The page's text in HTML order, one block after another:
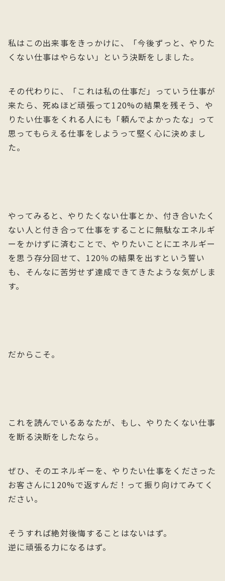
私はこの出来事をきっかけに、「今後ずっと、やりた
くない仕事はやらない」という決断をしました。
その代わりに、「これは私の仕事だ」っていう仕事が
来たら、死ぬほど頑張って120%の結果を残そう、や
りたい仕事をくれる人にも「頼んでよかったな」って
思ってもらえる仕事をしようって堅く心に決めまし
た。
やってみると、やりたくない仕事とか、付き合いたく
ない人と付き合って仕事をすることに無駄なエネルギ
ーをかけずに済むことで、やりたいことにエネルギー
を思う存分回せて、120％の結果を出すという誓い
も、そんなに苦労せず達成できてきたような気がしま
す。
だからこそ。
これを読んでいるあなたが、もし、やりたくない仕事
を断る決断をしたなら。
ぜひ、そのエネルギーを、やりたい仕事をくださった
お客さんに120%で返すんだ！って振り向けてみてく
ださい。
そうすれば絶対後悔することはないはず。
逆に頑張る力になるはず。